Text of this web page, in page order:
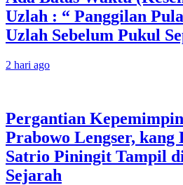
Uzlah : “ Panggilan
Uzlah Sebelum Pukul
2 hari ago
Pergantian
Prabowo Lengser, kang
Satrio Piningit Tampil
Sejarah